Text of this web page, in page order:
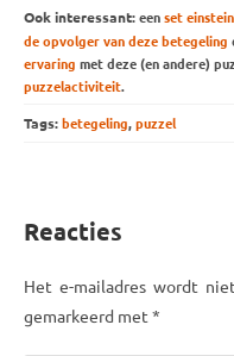
Ook interessant:eenset
de opvolger van deze betegeling
ervaring met deze (en andere)
puzzelactiviteit.
Tags:betegeling,puzzel
Reacties
Het e-mailadres wordt
gemarkeerd met *